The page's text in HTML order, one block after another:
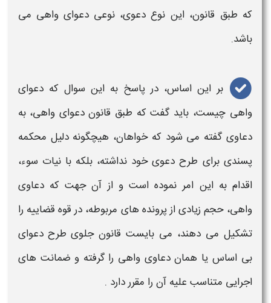
که طبق قانون، این نوع دعوی، نوعی دعوای واهی می
باشد.
بر این اساس، در پاسخ به این سوال که دعوای
واهی چیست، باید گفت که طبق قانون دعوای واهی، به
دعاوی گفته می شود که خواهان، هیچگونه دلیل محکمه
پسندی برای طرح دعویخود نداشته، بلکه با نیات سوء،
اقدام به این امر نموده است و از آن جهت که دعاوی
واهی، حجم زیادی از پرونده های مربوطه، در قوه قضاییه را
تشکیل می دهند، می بایست قانونجلوی طرح دعوای
بی اساس یا همان دعاوی واهی را گرفته و ضمانت های
اجرایی متناسب علیه آن را مقرر دارد .